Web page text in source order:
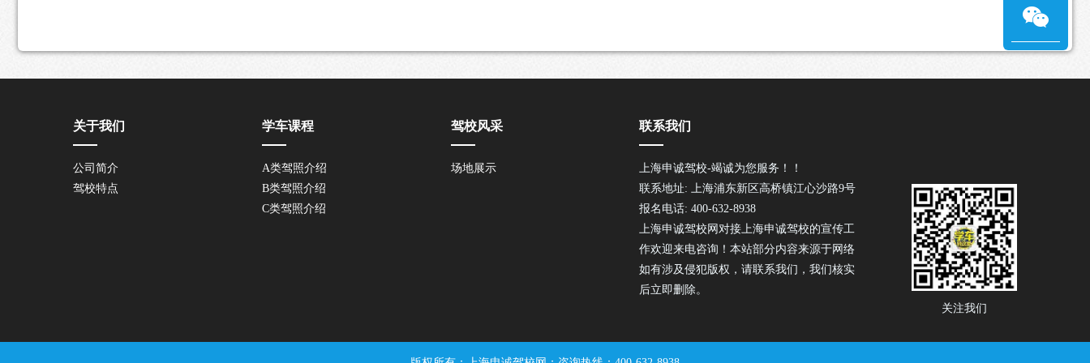
关于我们
公司简介
驾校特点
学车课程
A类驾照介绍
B类驾照介绍
C类驾照介绍
驾校风采
场地展示
关注我们
联系我们
上海申诚驾校-竭诚为您服务！！
联系地址: 上海浦东新区高桥镇江心沙路9号
报名电话: 400-632-8938
上海申诚驾校网对接上海申诚驾校的宣传工
作欢迎来电咨询！本站部分内容来源于网络
如有涉及侵犯版权，请联系我们，我们核实
后立即删除。